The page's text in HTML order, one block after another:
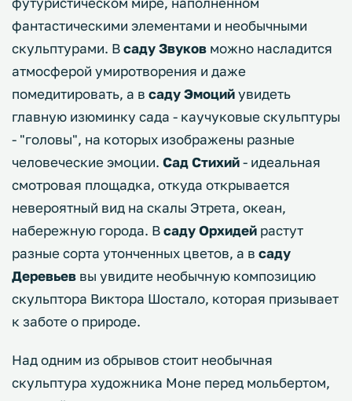
фантастическими элементами и необычными
скульптурами. Всаду Звуков можно насладится
атмосферой умиротворения и даже
помедитировать, а в саду Эмоцийувидеть
главную изюминку сада - каучуковые скульптуры
- "головы", на которых изображены разные
человеческие эмоции. Сад Стихий- идеальная
смотровая площадка, откуда открывается
невероятный вид на скалы Этрета, океан,
набережную города. Всаду Орхидей растут
разные сорта утонченных цветов, а в саду
Деревьев вы увидите необычную композицию
скульптора Виктора Шостало, которая призывает
к заботе о природе.
Над одним из обрывов стоит необычная
скульптура художника Моне перед мольбертом,